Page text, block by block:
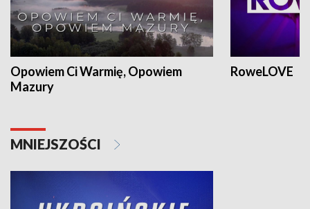
Opowiem Ci Warmię, Opowiem
Mazury
RoweLOVE
MNIEJSZOŚCI